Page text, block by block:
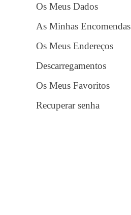
Os Meus Dados
As Minhas Encomendas
Os Meus Endereços
Descarregamentos
Os Meus Favoritos
Recuperar senha